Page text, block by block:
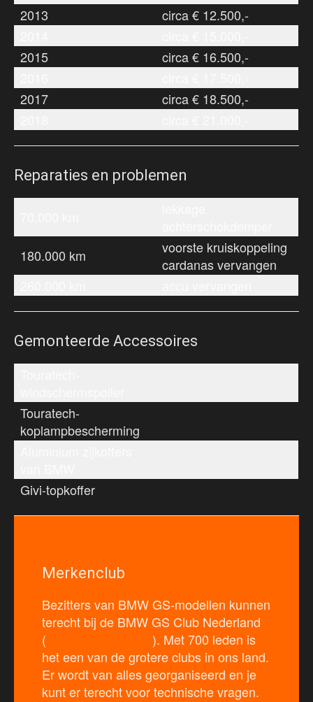
2013
circa € 12.500,-
2015
circa € 16.500,-
2017
circa € 18.500,-
Reparaties en problemen
180.000 km
voorste kruiskoppeling
cardanas vervangen
Gemonteerde Accessoires
Touratech-
koplampbescherming
Givi-topkoffer
Merkenclub
Bezitters van BMW GS-modellen kunnen
terecht bij de BMW GS Club Nederland
(
). Met 700 leden is
het een van de grotere clubs in ons land.
Er wordt van alles georganiseerd en je
kunt er terecht voor technische vragen.